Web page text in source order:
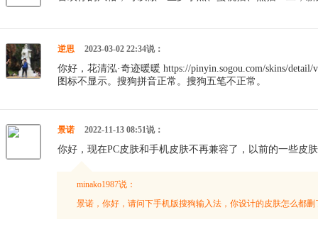
逆思 2023-03-02 22:34说：
你好，花清泓·奇迹暖暖 https://pinyin.sogou.com/skins/
图标不显示。搜狗拼音正常。搜狗五笔不正常。
景诺 2022-11-13 08:51说：
你好，现在PC皮肤和手机皮肤不再兼容了，以前的一些皮
minako1987说：
景诺，你好，请问下手机版搜狗输入法，你设计的皮肤怎么都删